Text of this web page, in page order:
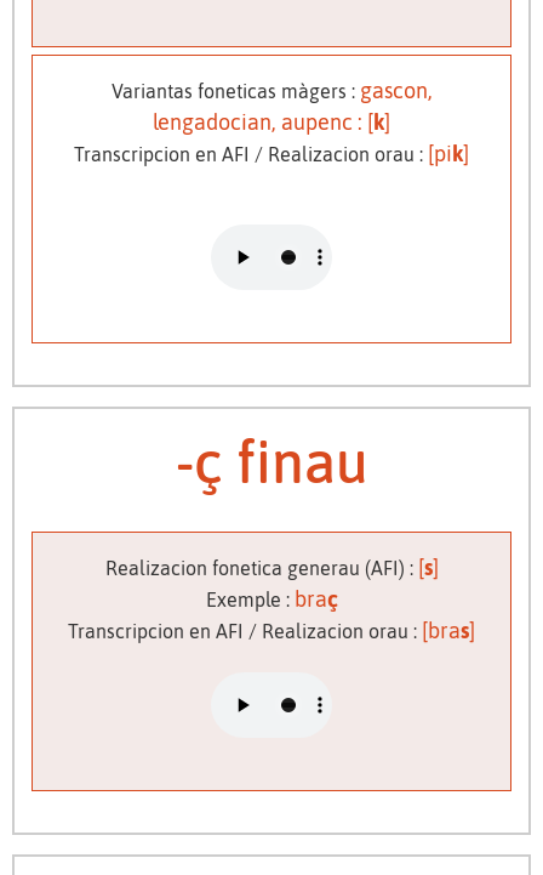
Variantas foneticas màgers : gascon,
lengadocian, aupenc : [k]
Transcripcion en AFI / Realizacion orau : [pik]
-ç finau
Realizacion fonetica generau (AFI) : [s]
Exemple : braç
Transcripcion en AFI / Realizacion orau : [bras]